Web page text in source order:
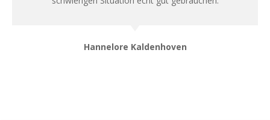
Hannelore Kaldenhoven